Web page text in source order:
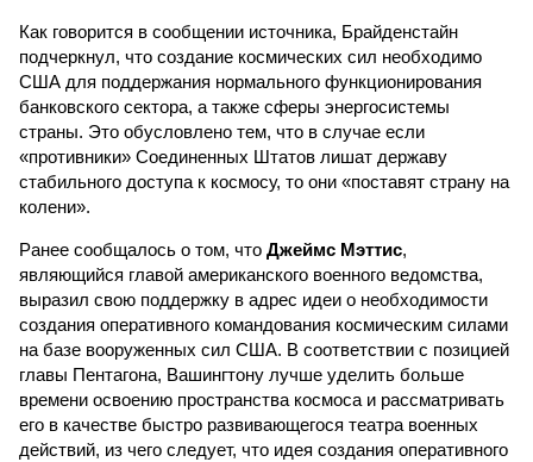
Как говорится в сообщении источника, Брайденстайн
подчеркнул, что создание космических сил необходимо
США для поддержания нормального функционирования
банковского сектора, а также сферы энергосистемы
страны. Это обусловлено тем, что в случае если
«противники» Соединенных Штатов лишат державу
стабильного доступа к космосу, то они «поставят страну на
колени».
Ранее сообщалось о том, что Джеймс Мэттис,
являющийся главой американского военного ведомства,
выразил свою поддержку в адрес идеи о необходимости
создания оперативного командования космическим силами
на базе вооруженных сил США. В соответствии с позицией
главы Пентагона, Вашингтону лучше уделить больше
времени освоению пространства космоса и рассматривать
его в качестве быстро развивающегося театра военных
действий, из чего следует, что идея создания оперативного